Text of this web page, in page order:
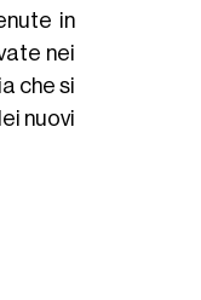
in
nei
che si
nuovi